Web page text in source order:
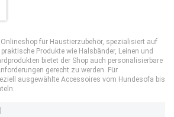
für Haustierzubehör, spezialisiert auf
Produkte wie Halsbänder, Leinen und
bietet der Shop auch personalisierbare
gerecht zu werden. Für
ausgewählte Accessoires vom Hundesofa bis